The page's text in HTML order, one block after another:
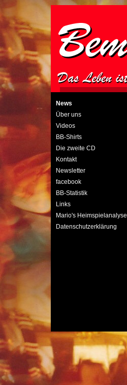
News
Über uns
Videos
BB-Shirts
Die zweite CD
Kontakt
Newsletter
facebook
BB-Statistik
Links
Mario's Heimspielanalyse
Datenschutzerklärung